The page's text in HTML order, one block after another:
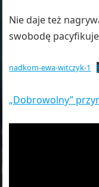
Nie daje też
swobodę pacyfikuje
nadkom-ewa-witczyk-1
„Dobrowolny”